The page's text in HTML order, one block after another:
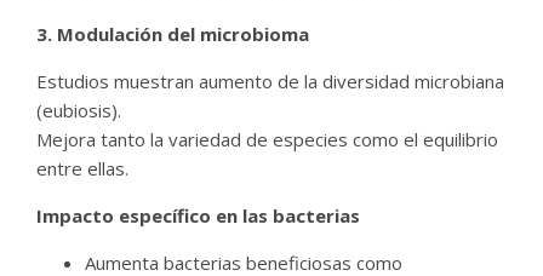
3. Modulación del microbioma
Estudios muestran aumento de la diversidad microbiana
(eubiosis).
Mejora tanto la variedad de especies como el equilibrio
entre ellas.
Impacto específico en las bacterias
Aumenta bacterias beneficiosas como